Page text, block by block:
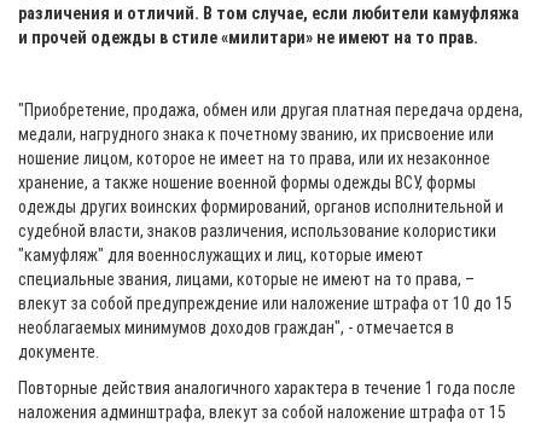
различения и отличий. В том случае, если любители камуфляжа
и прочей одежды в стиле «милитари» не имеют на то прав.
"Приобретение, продажа, обмен или другая платная передача ордена,
медали, нагрудного знака к почетному званию, их присвоение или
ношение лицом, которое не имеет на то права, или их незаконное
хранение, а также ношение военной формы одежды ВСУ, формы
одежды других воинских формирований, органов исполнительной и
судебной власти, знаков различения, использование колористики
"камуфляж" для военнослужащих и лиц, которые имеют
специальные звания, лицами, которые не имеют на то права, –
влекут за собой предупреждение или наложение штрафа от 10 до 15
необлагаемых минимумов доходов граждан", - отмечается в
документе.
Повторные действия аналогичного характера в течение 1 года после
наложения админштрафа, влекут за собой наложение штрафа от 15